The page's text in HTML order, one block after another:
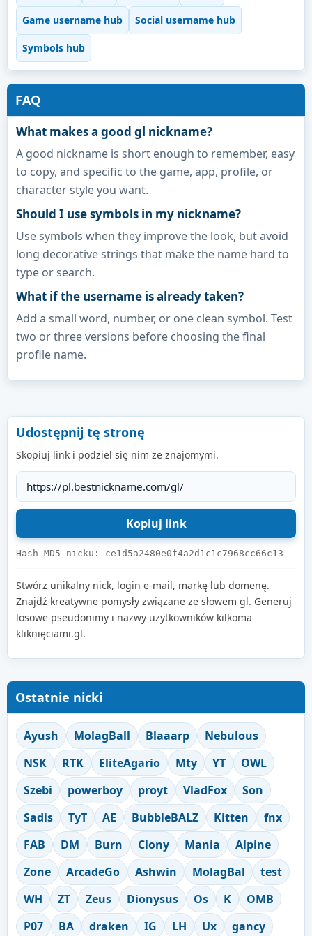
Game username hub Social username hub
Symbols hub
FAQ
What makes a good gl nickname?
A good nickname is short enough to remember, easy
to copy, and specific to the game, app, profile, or
character style you want.
Should I use symbols in my nickname?
Use symbols when they improve the look, but avoid
long decorative strings that make the name hard to
type or search.
What if the username is already taken?
Add a small word, number, or one clean symbol. Test
two or three versions before choosing the final
profile name.
Udostępnij tę stronę
Skopiuj link i podziel się nim ze znajomymi.
Hash MD5 nicku: ce1d5a2480e0f4a2d1c1c7968cc66c13
Stwórz unikalny nick, login e-mail, markę lub domenę.
Znajdź kreatywne pomysły związane ze słowem gl. Generuj
losowe pseudonimy i nazwy użytkowników kilkoma
kliknięciami.gl.
Ostatnie nicki
Ayush MolagBall Blaaarp
Nebulous
NSK
RTK EliteAgario Mty YT
OWL
Szebi
powerboy proyt VladFox
Son
Sadis
TyT AE BubbleBALZ Kitten
fnx
FAB
DM Burn Clony Mania
Alpine
Zone
ArcadeGo Ashwin MolagBal
test
WH
ZT Zeus Dionysus Os K
OMB
P07
BA draken IG LH Ux gancy